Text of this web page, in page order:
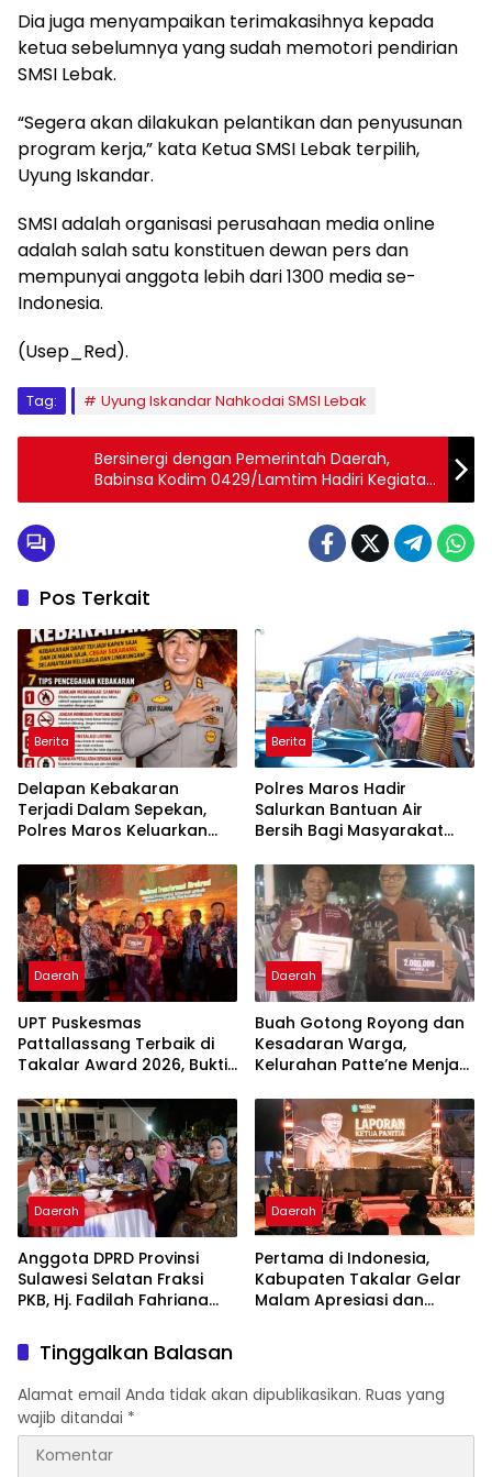
Dia juga menyampaikan terimakasihnya kepada
ketua sebelumnya yang sudah memotori pendirian
SMSI Lebak.
“Segera akan dilakukan pelantikan dan penyusunan
program kerja,” kata Ketua SMSI Lebak terpilih,
Uyung Iskandar.
SMSI adalah organisasi perusahaan media online
adalah salah satu konstituen dewan pers dan
mempunyai anggota lebih dari 1300 media se-
Indonesia.
(Usep_Red).
Tag: Uyung Iskandar Nahkodai SMSI Lebak
Bersinergi dengan Pemerintah Daerah,
Babinsa Kodim 0429/Lamtim Hadiri Kegiatan
Lomba BBGRM
Pos Terkait
Berita
Delapan Kebakaran
Terjadi Dalam Sepekan,
Polres Maros Keluarkan
Masyarakat
Berita
Polres Maros Hadir
Salurkan Bantuan Air
Bersih Bagi Masyarakat
Di Maros
Daerah
UPT Puskesmas
Pattallassang Terbaik di
Takalar Award 2026, Bukti
Pelayanan Kesehatan
Berkualitas
Daerah
Buah Gotong Royong dan
Kesadaran Warga,
Kelurahan Patte’ne Menjadi
2026
Daerah
Anggota DPRD Provinsi
Sulawesi Selatan Fraksi
PKB, Hj. Fadilah Fahriana
Takalar Menyalakan
Lentera Pengabdian
Melalui Malam Apresiasi
dan Inovasi Award 2026
Daerah
Pertama di Indonesia,
Kabupaten Takalar Gelar
Malam Apresiasi dan
Berprestasi
Tinggalkan Balasan
Alamat email Anda tidak akan dipublikasikan. Ruas yang
wajib ditandai *